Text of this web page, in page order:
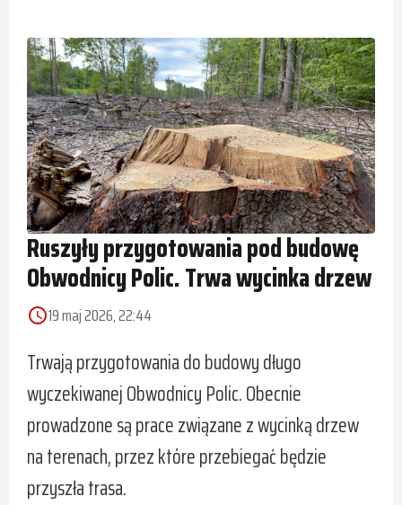
Ruszyły przygotowania pod budowę
Obwodnicy Polic. Trwa wycinka drzew
access_time19 maj 2026, 22:44
Trwają przygotowania do budowy długo
wyczekiwanej Obwodnicy Polic. Obecnie
prowadzone są prace związane z wycinką drzew
na terenach, przez które przebiegać będzie
przyszła trasa.